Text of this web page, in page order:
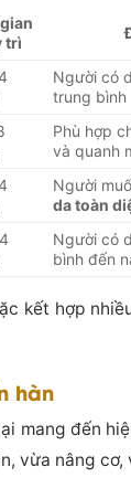
trì
Người có
trung bình
Phù hợp
và quanh
Người
da toàn
Người có
bình đến
kết hợp
hàn
mang đến
vừa nâng